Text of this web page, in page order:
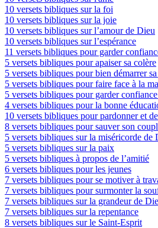
10 versets bibliques sur la foi
10 versets bibliques sur la joie
10 versets bibliques sur l’amour de Dieu
10 versets bibliques sur l’espérance
11 versets bibliques pour garder
5 versets bibliques pour apaiser sa colère
5 versets bibliques pour bien démarrer
5 versets bibliques pour faire face à la
5 versets bibliques pour garder
4 versets bibliques pour la bonne
10 versets bibliques pour pardonner et
8 versets bibliques pour sauver son
5 versets bibliques sur la miséricorde de
5 versets bibliques sur la paix
5 versets bibliques à propos de l’amitié
6 versets bibliques pour les jeunes
7 versets bibliques pour se motiver à
7 versets bibliques pour surmonter la
7 versets bibliques sur la grandeur de
7 versets bibliques sur la repentance
8 versets bibliques sur le Saint-Esprit